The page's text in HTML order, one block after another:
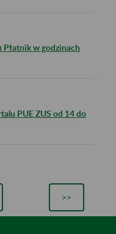
w godzinach
PUE ZUS od 14 do
>>